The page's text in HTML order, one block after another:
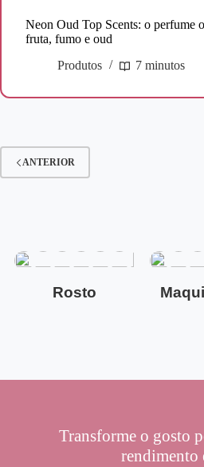
Neon Oud Top Scents: o perfume
fruta, fumo e oud
Produtos
7 minutos
ANTERIOR
Rosto
Transforme o gosto
rendimento